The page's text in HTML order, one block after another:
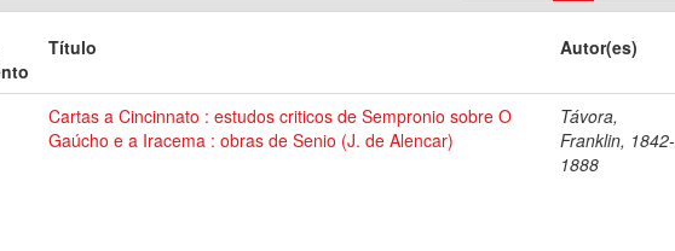
Título Autor(es)
Cartas a Cincinnato : estudos criticos de Sempronio sobre O
Gaúcho e a Iracema : obras de Senio (J. de Alencar)
Távora,
Franklin, 1842-
1888